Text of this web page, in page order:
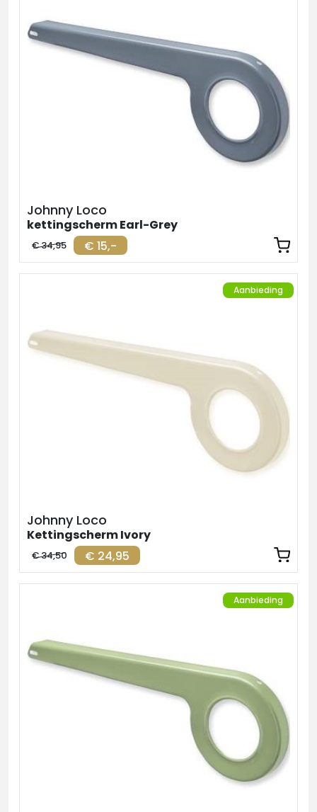
Johnny Loco
kettingscherm Earl-Grey
€ 15,-
€ 34,95
Aanbieding
Johnny Loco
Kettingscherm Ivory
€ 24,95
€ 34,50
Aanbieding